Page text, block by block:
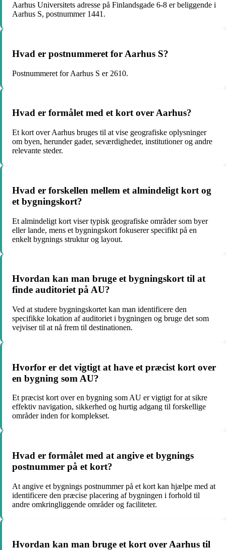
Aarhus Universitets adresse på Finlandsgade 6-8 er beliggende i
Aarhus S, postnummer 1441.
Hvad er postnummeret for Aarhus S?
Postnummeret for Aarhus S er 2610.
Hvad er formålet med et kort over Aarhus?
Et kort over Aarhus bruges til at vise geografiske oplysninger
om byen, herunder gader, seværdigheder, institutioner og andre
relevante steder.
Hvad er forskellen mellem et almindeligt kort og
et bygningskort?
Et almindeligt kort viser typisk geografiske områder som byer
eller lande, mens et bygningskort fokuserer specifikt på en
enkelt bygnings struktur og layout.
Hvordan kan man bruge et bygningskort til at
finde auditoriet på AU?
Ved at studere bygningskortet kan man identificere den
specifikke lokation af auditoriet i bygningen og bruge det som
vejviser til at nå frem til destinationen.
Hvorfor er det vigtigt at have et præcist kort over
en bygning som AU?
Et præcist kort over en bygning som AU er vigtigt for at sikre
effektiv navigation, sikkerhed og hurtig adgang til forskellige
områder inden for komplekset.
Hvad er formålet med at angive et bygnings
postnummer på et kort?
At angive et bygnings postnummer på et kort kan hjælpe med at
identificere den præcise placering af bygningen i forhold til
andre omkringliggende områder og faciliteter.
Hvordan kan man bruge et kort over Aarhus til